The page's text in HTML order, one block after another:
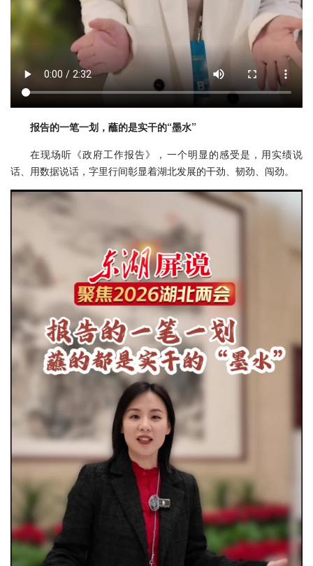
报告的一笔一划，蘸的是实干的“墨水”
在现场听《政府工作报告》，一个明显的感受是，用实绩说
话、用数据说话，字里行间彰显着湖北发展的干劲、韧劲、闯劲。